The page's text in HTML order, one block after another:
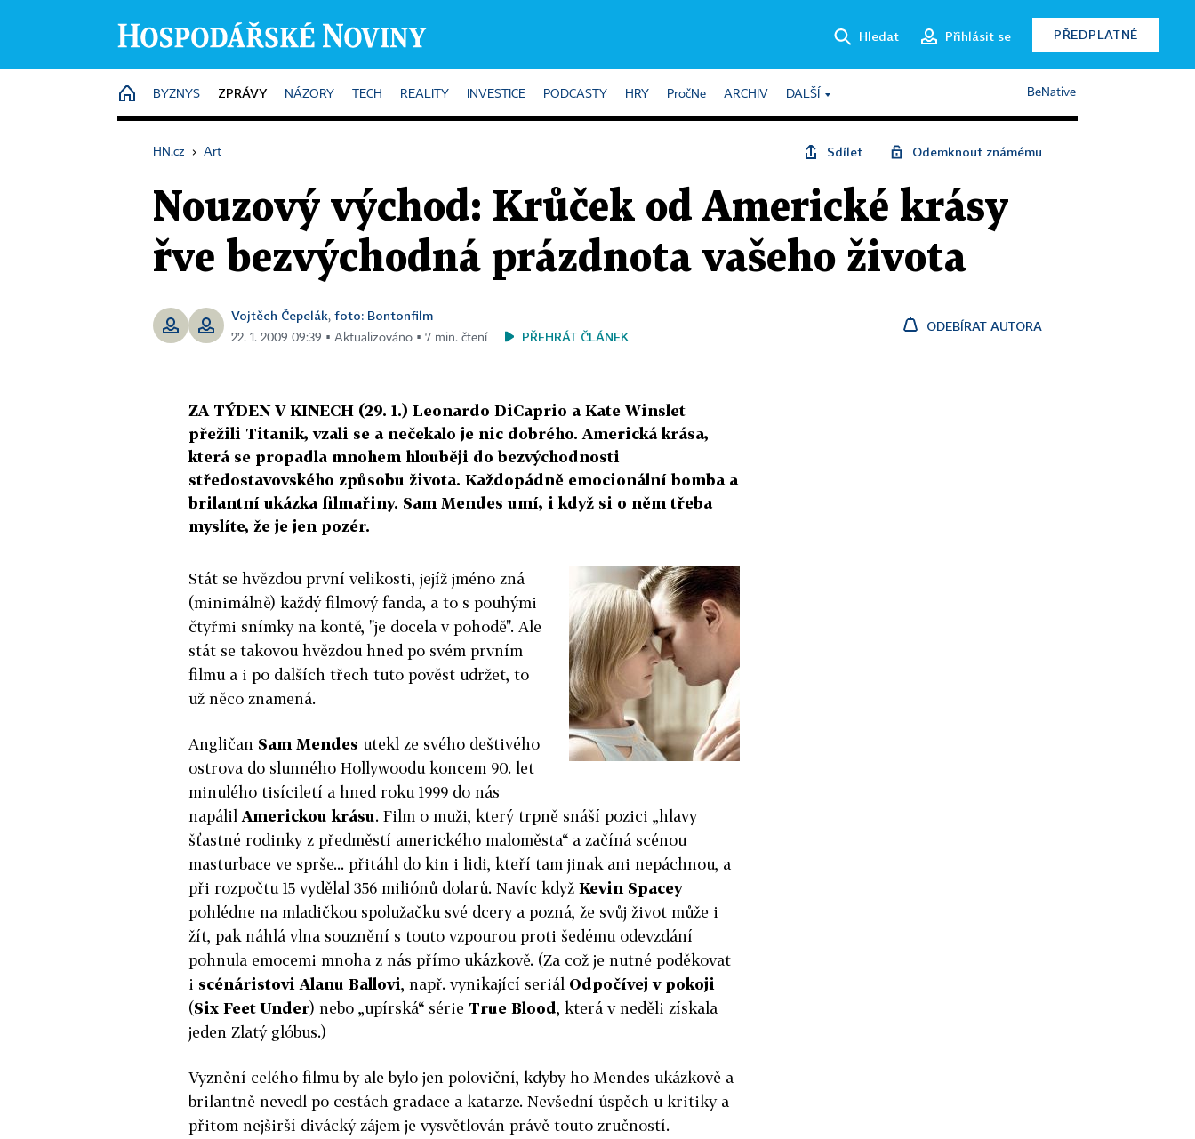
Hledat Přihlásit se PŘEDPLATNÉ
HOME
BYZNYS ZPRÁVY NÁZORY TECH REALITY INVESTICE PODCASTY HRY PročNe ARCHIV DALŠÍ BeNative
HN.cz › Art Sdílet Odemknout známému
Nouzový východ: Krůček od Americké krásy
řve bezvýchodná prázdnota vašeho života
Vojtěch Čepelák, foto: Bontonfilm
22. 1. 2009 09:39 ▪ Aktualizováno ▪ 7 min. čtení PŘEHRÁT ČLÁNEK
ODEBÍRAT AUTORA
ZA TÝDEN V KINECH (29. 1.) Leonardo DiCaprio a Kate Winslet
přežili Titanik, vzali se a nečekalo je nic dobrého. Americká krása,
která se propadla mnohem hlouběji do bezvýchodnosti
středostavovského způsobu života. Každopádně emocionální bomba a
brilantní ukázka filmařiny. Sam Mendes umí, i když si o něm třeba
myslíte, že je jen pozér.
Stát se hvězdou první velikosti, jejíž jméno zná
(minimálně) každý filmový fanda, a to s pouhými
čtyřmi snímky na kontě, "je docela v pohodě". Ale
stát se takovou hvězdou hned po svém prvním
filmu a i po dalších třech tuto pověst udržet, to
už něco znamená.
Angličan Sam Mendes utekl ze svého deštivého
ostrova do slunného Hollywoodu koncem 90. let
minulého tisíciletí a hned roku 1999 do nás
napálil Americkou krásu. Film o muži, který trpně snáší pozici „hlavy
šťastné rodinky z předměstí amerického maloměsta“ a začíná scénou
masturbace ve sprše... přitáhl do kin i lidi, kteří tam jinak ani nepáchnou, a
při rozpočtu 15 vydělal 356 miliónů dolarů. Navíc když Kevin Spacey
pohlédne na mladičkou spolužačku své dcery a pozná, že svůj život může i
žít, pak náhlá vlna souznění s touto vzpourou proti šedému odevzdání
pohnula emocemi mnoha z nás přímo ukázkově. (Za což je nutné poděkovat
i scénáristovi Alanu Ballovi, např. vynikající seriál Odpočívej v pokoji
(Six Feet Under) nebo „upírská“ série True Blood, která v neděli získala
jeden Zlatý glóbus.)
Vyznění celého filmu by ale bylo jen poloviční, kdyby ho Mendes ukázkově a
brilantně nevedl po cestách gradace a katarze. Nevšední úspěch u kritiky a
přitom nejširší divácký zájem je vysvětlován právě touto zručností.